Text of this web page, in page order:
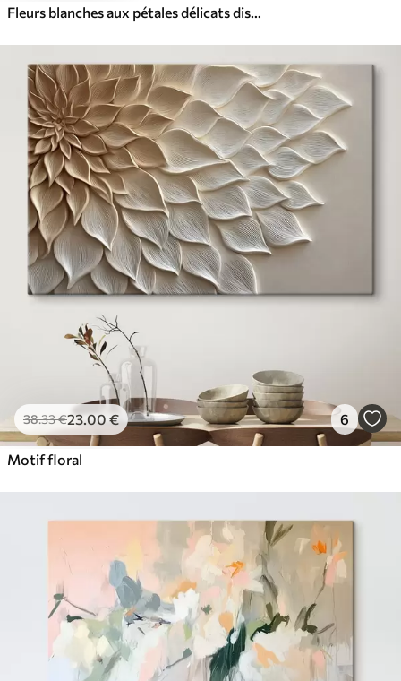
Fleurs blanches aux pétales délicats disposées dans un joli motif floral sur un fond clair
38.33€23.00 € 6
Motif floral